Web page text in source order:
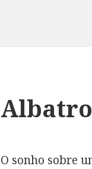
O sonho sobre